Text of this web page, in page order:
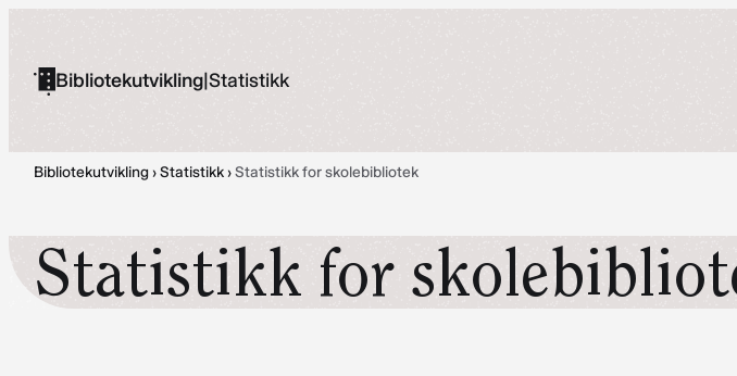
innholdBibliotekutvikling|Statistikk
Bibliotekutvikling›Statistikk›Statistikk for skolebibliotek
Statistikk for